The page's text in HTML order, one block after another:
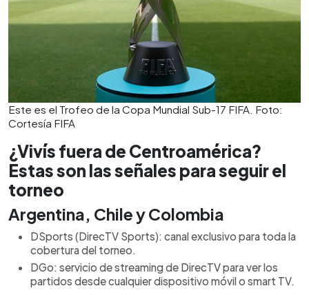
Este es el Trofeo de la Copa Mundial Sub-17 FIFA. Foto:
Cortesía FIFA
¿Vivís fuera de Centroamérica?
Estas son las señales para seguir el
torneo
Argentina, Chile y Colombia
DSports (DirecTV Sports): canal exclusivo para toda la
cobertura del torneo.
DGo: servicio de streaming de DirecTV para ver los
partidos desde cualquier dispositivo móvil o smart TV.